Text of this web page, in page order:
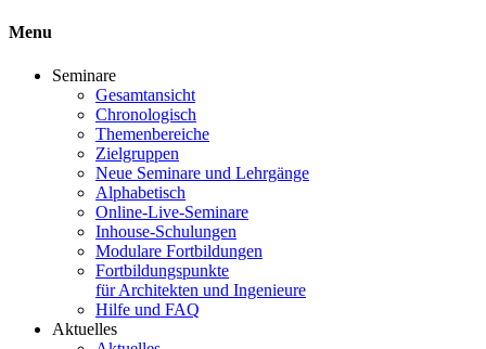
Menu
Seminare
Gesamtansicht
Chronologisch
Themenbereiche
Zielgruppen
Neue Seminare und Lehrgänge
Alphabetisch
Online-Live-Seminare
Inhouse-Schulungen
Modulare Fortbildungen
Fortbildungspunkte
für Architekten und Ingenieure
Hilfe und FAQ
Aktuelles